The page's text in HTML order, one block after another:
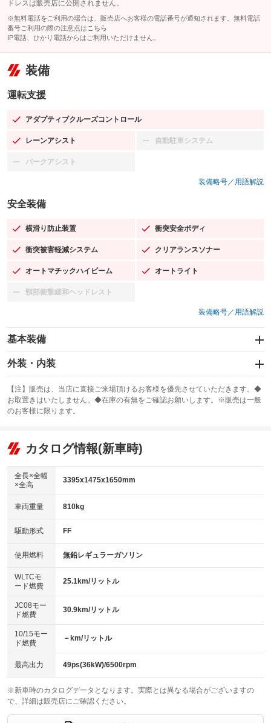
ドレスは販売店に公開されません。
※無料電話をご利用の場合は、販売店へお客様の電話番号が通知されます。無料電話
番号ご利用の際の注意点は こちら
IP電話、ひかり電話からはご利用いただけません。
装備
運転支援
アダプティブクルーズコントロール
：装備あり
レーンアシスト
：装備あり 自動駐車システム
：装備なし
パークアシスト
：装備なし
装備略号／用語解説
安全装備
横滑り防止装置
：装備あり 衝突安全ボディ
：装備あり
衝突被害軽減システム
：装備あり クリアランスソナー
：装備あり
オートマチックハイビーム
：装備あり オートライト
：装備あり
頸部衝撃緩和ヘッドレスト
：装備なし
装備略号／用語解説
基本装備
エアバッグ：運転席/助手席/サイド
：装備あり
：装備なし
サンルーフ
：装備なし ABS
リフトアップ
：装備なし
：装備なし
パワーウィンドウ
アイドリングストップ
：装備あり
USB入力端子
：装備あり
100V電源
：装備なし
センターデフロック
：装備なし
電動格納ミラー
：装備あり
外装・内装
カーナビ：メモリーナビ他
：装備あり
TV：フルセグ
：装備あり
ビジュアル：-／DVD再生
：装備あり
：装備あり
革シート
キーレス
HID(キセノンライト)
：装備なし
バックカメラ
：装備あり
エアロ
：装備なし
：装備なし
パワーシート
ベンチシート
：装備なし
チップアップシート
：装備なし
：装備なし ：装備あり
ウォークスルー
：装備なし
【注】販売は、当店に直接ご来場頂けるお客様を優先させていただきます。◆
お取置きはいたしません。◆在庫の有無をご確認お願いします。※販売は一般
のお客様に限ります。
カタログ情報(新車時)
全長×全幅
×全高
3395x1475x1650mm
車両重量 810kg
駆動形式 FF
使用燃料 無鉛レギュラーガソリン
WLTCモ
ード燃費
25.1km/リットル
JC08モー
ド燃費
30.9km/リットル
10/15モー
ド燃費
－km/リットル
最高出力 49ps(36kW)/6500rpm
※新車時のカタログデータとなります。実際とは異なる場合がございますの
で、詳細は販売店にご確認ください。